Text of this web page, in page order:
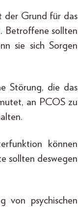
der Grund für das
Betroffene sollten
sie sich Sorgen
Störung, die das
an PCOS zu
können
sollten deswegen
von psychischen